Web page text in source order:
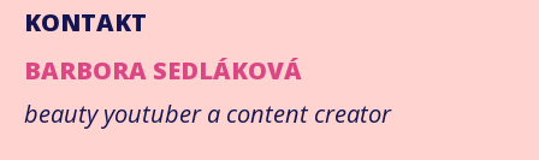
KONTAKT
BARBORA SEDLÁKOVÁ
beauty youtuber a content creator